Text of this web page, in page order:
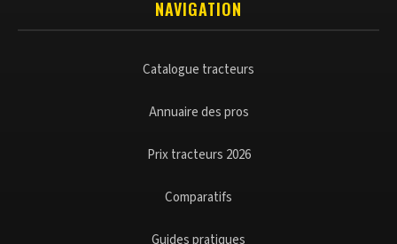
NAVIGATION
Catalogue tracteurs
Annuaire des pros
Prix tracteurs 2026
Comparatifs
Guides pratiques